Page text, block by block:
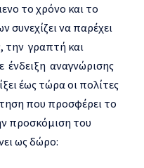
το χρόνο και το
να παρέχει
την γραπτή και
ένδειξη αναγνώρισης
έως τώρα οι πολίτες
που προσφέρει το
προσκόμιση του
ως δώρο: